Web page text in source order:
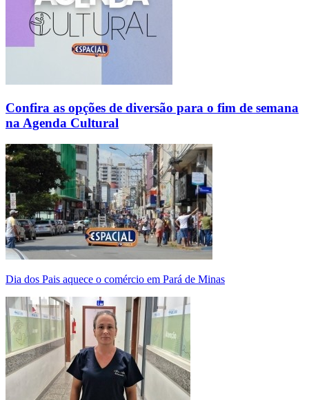
Confira as opções de diversão para o fim de semana
na Agenda Cultural
Dia dos Pais aquece o comércio em Pará de Minas